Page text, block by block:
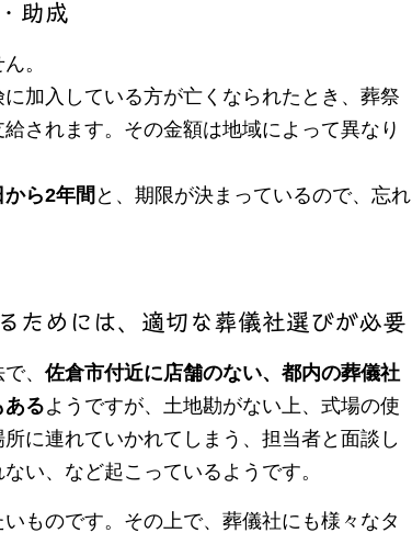
助成
。
加入している方が亡くなられたとき、葬祭
されます。その金額は地域によって異なり
ら2年間 と、期限が決まっているので、忘れ
ためには、適切な葬儀社選びが必要
で、佐倉市付近に店舗のない、都内の葬儀社
あるようですが、土地勘がない上、式場の使
に連れていかれてしまう、担当者と面談し
い、など起こっているようです。
ものです。その上で、葬儀社にも様々なタ